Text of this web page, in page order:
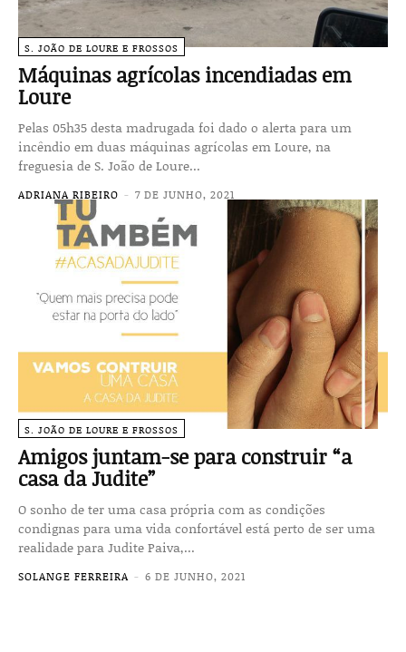
S. JOÃO DE LOURE E FROSSOS
Máquinas agrícolas incendiadas em
Loure
Pelas 05h35 desta madrugada foi dado o alerta para um
incêndio em duas máquinas agrícolas em Loure, na
freguesia de S. João de Loure...
ADRIANA RIBEIRO - 7 DE JUNHO, 2021
S. JOÃO DE LOURE E FROSSOS
Amigos juntam-se para construir “a
casa da Judite”
O sonho de ter uma casa própria com as condições
condignas para uma vida confortável está perto de ser uma
realidade para Judite Paiva,...
SOLANGE FERREIRA - 6 DE JUNHO, 2021